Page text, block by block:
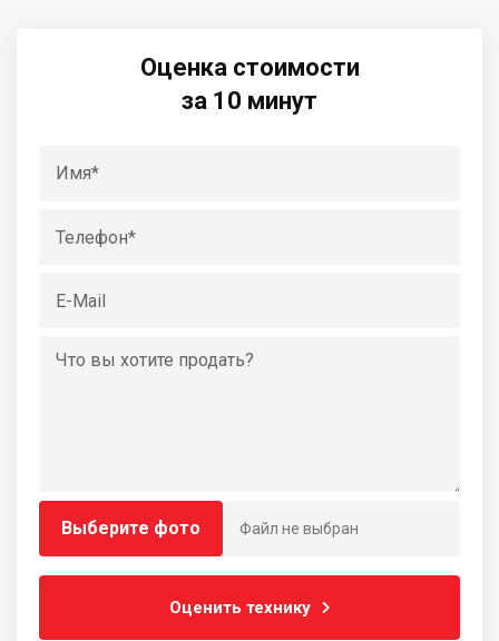
Оценка стоимости
за 10 минут
Выберите фото Файл не выбран
Оценить технику